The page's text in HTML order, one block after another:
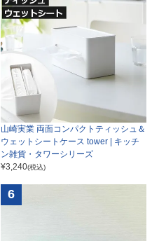
山崎実業 両面コンパクトティッシュ＆
ウェットシートケース tower | キッチ
ン雑貨・タワーシリーズ
¥3,240(税込)
6